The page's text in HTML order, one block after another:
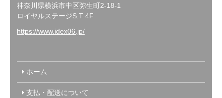
神奈川県横浜市中区弥生町2-18-1
ロイヤルステージS.T 4F
https://www.idex06.jp/
ホーム
支払・配送について